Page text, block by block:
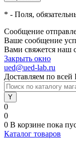
* - Поля,
Сообщение
Ваше сообщение
Вами свяжется наш
Закрыть окно
ued@ued-lab.ru
Доставляем по
0
0
0 В корзине пока
Каталог товаров